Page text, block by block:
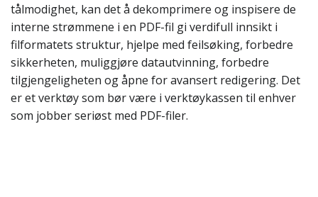
tålmodighet, kan det å dekomprimere og inspisere de
interne strømmene i en PDF-fil gi verdifull innsikt i
filformatets struktur, hjelpe med feilsøking, forbedre
sikkerheten, muliggjøre datautvinning, forbedre
tilgjengeligheten og åpne for avansert redigering. Det
er et verktøy som bør være i verktøykassen til enhver
som jobber seriøst med PDF-filer.